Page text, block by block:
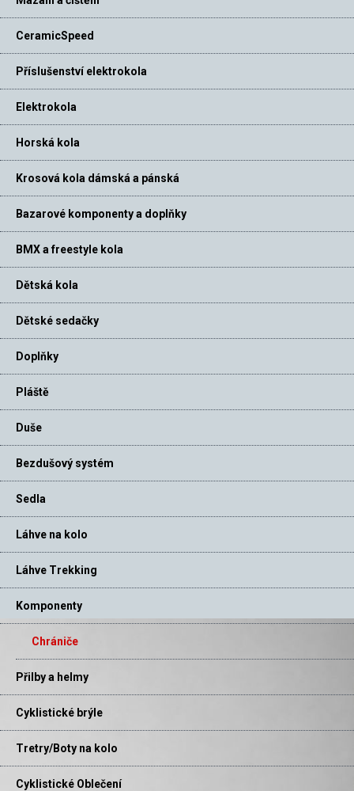
CeramicSpeed
Příslušenství elektrokola
Elektrokola
Horská kola
Krosová kola dámská a pánská
Bazarové komponenty a doplňky
BMX a freestyle kola
Dětská kola
Dětské sedačky
Doplňky
Pláště
Duše
Bezdušový systém
Sedla
Láhve na kolo
Láhve Trekking
Komponenty
Chrániče
Přilby a helmy
Cyklistické brýle
Tretry/Boty na kolo
Cyklistické Oblečení